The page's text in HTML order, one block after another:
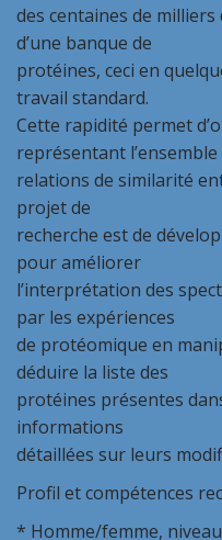
des centaines de
d’une banque de
protéines, ceci en
travail standard.
Cette rapidité permet
représentant l’ensemble
relations de similarité
projet de
recherche est de
pour améliorer
l’interprétation des
par les expériences
de protéomique en
déduire la liste des
protéines présentes
informations
détaillées sur leurs
Profil et compétences
* Homme/femme,